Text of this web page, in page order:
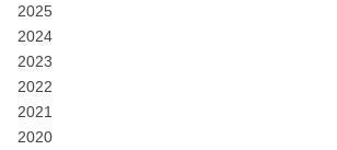
2025
2024
2023
2022
2021
2020